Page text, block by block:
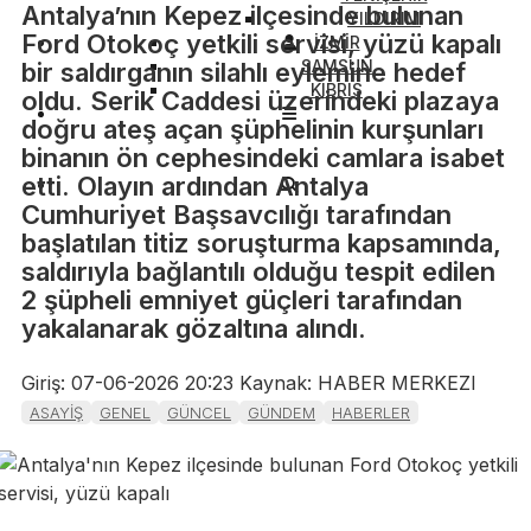
YILDIRIM
İZMİR
SAMSUN
KIBRIS
Antalya’nın Kepez ilçesinde bulunan
Ford Otokoç yetkili servisi, yüzü kapalı
bir saldırganın silahlı eylemine hedef
oldu. Serik Caddesi üzerindeki plazaya
doğru ateş açan şüphelinin kurşunları
binanın ön cephesindeki camlara isabet
etti. Olayın ardından Antalya
Cumhuriyet Başsavcılığı tarafından
başlatılan titiz soruşturma kapsamında,
saldırıyla bağlantılı olduğu tespit edilen
2 şüpheli emniyet güçleri tarafından
yakalanarak gözaltına alındı.
Giriş: 07-06-2026 20:23 Kaynak: HABER MERKEZI
ASAYİŞ GENEL GÜNCEL GÜNDEM HABERLER